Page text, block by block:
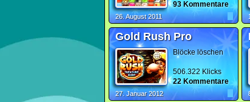
93 Kommentare
26. August 2011
Gold Rush Pro
Blöcke löschen
506.322 Klicks
22 Kommentare
27. Januar 2012